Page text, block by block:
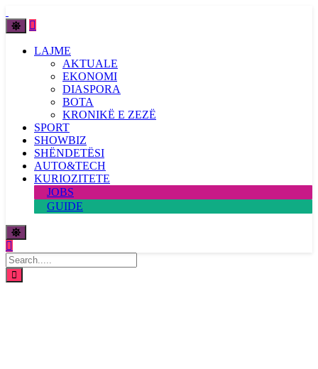
LAJME
AKTUALE
EKONOMI
DIASPORA
BOTA
KRONIKË E ZEZË
SPORT
SHOWBIZ
SHËNDETËSI
AUTO&TECH
KURIOZITETE
JOBS
GUIDE